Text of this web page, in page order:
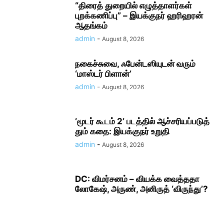
“திரைத் துறையில் எழுத்தாளர்கள்
புறக்கணிப்பு” – இயக்குநர் ஹரிஹரன்
ஆதங்கம்
admin - August 8, 2026
நகைச்​சுவை, ஃபேன்டஸியுடன் வரும்
‘மாஸ்டர் பிளான்’
admin - August 8, 2026
‘மூடர் கூடம் 2’ படத்தில் ஆச்சரியப்படுத்​
தும் கதை: இயக்குநர் உறுதி
admin - August 8, 2026
DC: விமர்சனம் – வியக்க வைத்ததா
லோகேஷ், அருண், அனிருத் ‘விருந்து’?